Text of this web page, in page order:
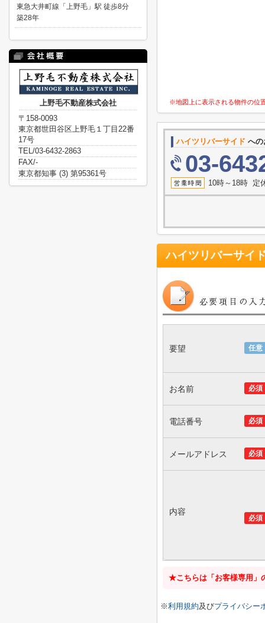
※地図上に表示される物件の位
ハイツリバーサイド へ
03-
10時～18時 定
ハイツリバーサイ
任意
要望
必須
お名前
必須
電話番号
必須
メールアドレス
必須
内容
★こちらは「お客様専用」
※利用規約及びプライバシー
東急大井町線「上野毛」駅 徒歩8分
築28年
上野毛不動産株式会社
〒158-0093
東京都世田谷区上野毛１丁目22番
17号
TEL/03-6432-2863
FAX/-
東京都知事 (3) 第95361号